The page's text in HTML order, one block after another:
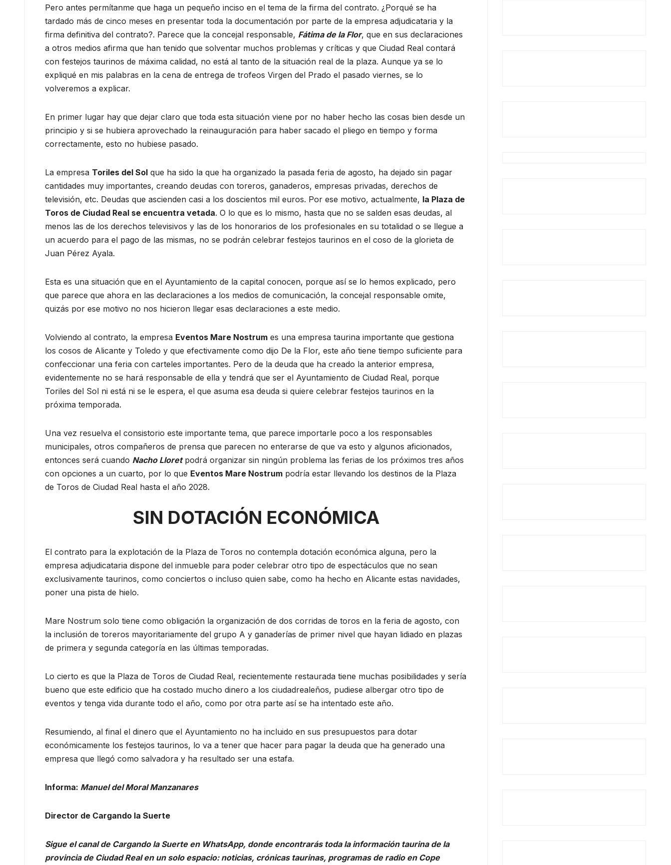
Pero antes permítanme que haga un pequeño inciso en el tema de la firma del contrato. ¿Porqué se ha
tardado más de cinco meses en presentar toda la documentación por parte de la empresa adjudicataria y la
firma definitiva del contrato?. Parece que la concejal responsable, Fátima de la Flor, que en sus declaraciones
a otros medios afirma que han tenido que solventar muchos problemas y críticas y que Ciudad Real contará
con festejos taurinos de máxima calidad, no está al tanto de la situación real de la plaza. Aunque ya se lo
expliqué en mis palabras en la cena de entrega de trofeos Virgen del Prado el pasado viernes, se lo
volveremos a explicar.
En primer lugar hay que dejar claro que toda esta situación viene por no haber hecho las cosas bien desde un
principio y si se hubiera aprovechado la reinauguración para haber sacado el pliego en tiempo y forma
correctamente, esto no hubiese pasado.
La empresa Toriles del Sol que ha sido la que ha organizado la pasada feria de agosto, ha dejado sin pagar
cantidades muy importantes, creando deudas con toreros, ganaderos, empresas privadas, derechos de
televisión, etc. Deudas que ascienden casi a los doscientos mil euros. Por ese motivo, actualmente, la Plaza de
Toros de Ciudad Real se encuentra vetada. O lo que es lo mismo, hasta que no se salden esas deudas, al
menos las de los derechos televisivos y las de los honorarios de los profesionales en su totalidad o se llegue a
un acuerdo para el pago de las mismas, no se podrán celebrar festejos taurinos en el coso de la glorieta de
Juan Pérez Ayala.
Esta es una situación que en el Ayuntamiento de la capital conocen, porque así se lo hemos explicado, pero
que parece que ahora en las declaraciones a los medios de comunicación, la concejal responsable omite,
quizás por ese motivo no nos hicieron llegar esas declaraciones a este medio.
Volviendo al contrato, la empresa Eventos Mare Nostrum es una empresa taurina importante que gestiona
los cosos de Alicante y Toledo y que efectivamente como dijo De la Flor, este año tiene tiempo suficiente para
confeccionar una feria con carteles importantes. Pero de la deuda que ha creado la anterior empresa,
evidentemente no se hará responsable de ella y tendrá que ser el Ayuntamiento de Ciudad Real, porque
Toriles del Sol ni está ni se le espera, el que asuma esa deuda si quiere celebrar festejos taurinos en la
próxima temporada.
Una vez resuelva el consistorio este importante tema, que parece importarle poco a los responsables
municipales, otros compañeros de prensa que parecen no enterarse de que va esto y algunos aficionados,
entonces será cuando Nacho Lloretpodrá organizar sin ningún problema las ferias de los próximos tres años
con opciones a un cuarto, por lo que Eventos Mare Nostrum podría estar llevando los destinos de la Plaza
de Toros de Ciudad Real hasta el año 2028.
SIN DOTACIÓN ECONÓMICA
El contrato para la explotación de la Plaza de Toros no contempla dotación económica alguna, pero la
empresa adjudicataria dispone del inmueble para poder celebrar otro tipo de espectáculos que no sean
exclusivamente taurinos, como conciertos o incluso quien sabe, como ha hecho en Alicante estas navidades,
poner una pista de hielo.
Mare Nostrum solo tiene como obligación la organización de dos corridas de toros en la feria de agosto, con
la inclusión de toreros mayoritariamente del grupo A y ganaderías de primer nivel que hayan lidiado en plazas
de primera y segunda categoría en las últimas temporadas.
Lo cierto es que la Plaza de Toros de Ciudad Real, recientemente restaurada tiene muchas posibilidades y sería
bueno que este edificio que ha costado mucho dinero a los ciudadrealeños, pudiese albergar otro tipo de
eventos y tenga vida durante todo el año, como por otra parte así se ha intentado este año.
Resumiendo, al final el dinero que el Ayuntamiento no ha incluido en sus presupuestos para dotar
económicamente los festejos taurinos, lo va a tener que hacer para pagar la deuda que ha generado una
empresa que llegó como salvadora y ha resultado ser una estafa.
Informa: Manuel del Moral Manzanares
Director de Cargando la Suerte
Sigue el canal de Cargando la Suerte en WhatsApp, donde encontrarás toda la información taurina de la
provincia de Ciudad Real en un solo espacio: noticias, crónicas taurinas, programas de radio en Cope